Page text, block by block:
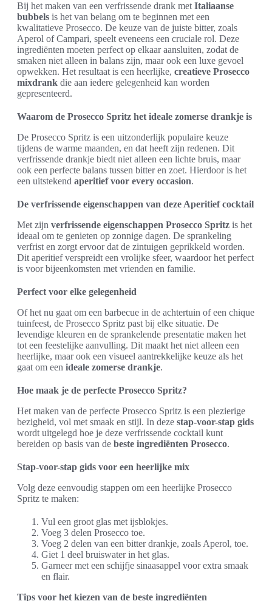
Bij het maken van een verfrissende drank met Italiaanse
bubbels is het van belang om te beginnen met een
kwalitatieve Prosecco. De keuze van de juiste bitter, zoals
Aperol of Campari, speelt eveneens een cruciale rol. Deze
ingrediënten moeten perfect op elkaar aansluiten, zodat de
smaken niet alleen in balans zijn, maar ook een luxe gevoel
opwekken. Het resultaat is een heerlijke, creatieve Prosecco
mixdrank die aan iedere gelegenheid kan worden
gepresenteerd.
Waarom de Prosecco Spritz het ideale zomerse drankje is
De Prosecco Spritz is een uitzonderlijk populaire keuze
tijdens de warme maanden, en dat heeft zijn redenen. Dit
verfrissende drankje biedt niet alleen een lichte bruis, maar
ook een perfecte balans tussen bitter en zoet. Hierdoor is het
een uitstekend aperitief voor every occasion.
De verfrissende eigenschappen van deze Aperitief cocktail
Met zijn verfrissende eigenschappen Prosecco Spritz is het
ideaal om te genieten op zonnige dagen. De sprankeling
verfrist en zorgt ervoor dat de zintuigen geprikkeld worden.
Dit aperitief verspreidt een vrolijke sfeer, waardoor het perfect
is voor bijeenkomsten met vrienden en familie.
Perfect voor elke gelegenheid
Of het nu gaat om een barbecue in de achtertuin of een chique
tuinfeest, de Prosecco Spritz past bij elke situatie. De
levendige kleuren en de sprankelende presentatie maken het
tot een feestelijke aanvulling. Dit maakt het niet alleen een
heerlijke, maar ook een visueel aantrekkelijke keuze als het
gaat om een ideale zomerse drankje.
Hoe maak je de perfecte Prosecco Spritz?
Het maken van de perfecte Prosecco Spritz is een plezierige
bezigheid, vol met smaak en stijl. In deze stap-voor-stap gids
wordt uitgelegd hoe je deze verfrissende cocktail kunt
bereiden op basis van de beste ingrediënten Prosecco.
Stap-voor-stap gids voor een heerlijke mix
Volg deze eenvoudig stappen om een heerlijke Prosecco
Spritz te maken:
Vul een groot glas met ijsblokjes.
Voeg 3 delen Prosecco toe.
Voeg 2 delen van een bitter drankje, zoals Aperol, toe.
Giet 1 deel bruiswater in het glas.
Garneer met een schijfje sinaasappel voor extra smaak
en flair.
Tips voor het kiezen van de beste ingrediënten